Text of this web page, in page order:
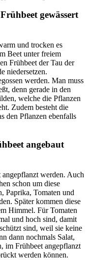
gewässert
und trocken es
Beet unter freiem
Frühbeet der Tau der
niedersetzen.
werden. Man muss
denn gerade in den
welche die Pflanzen
Zudem besteht die
den Pflanzen ebenfalls
angebaut
angepflanzt werden. Auch
schon um diese
Paprika, Tomaten und
Später kommen diese
Himmel. Für Tomaten
und hoch sind, damit
sind, weil sie keine
dann nochmals Salat,
im Frühbeet angepflanzt
werden können.